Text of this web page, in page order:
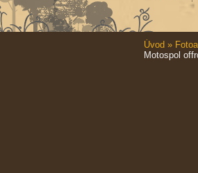
Úvod »
Motospol